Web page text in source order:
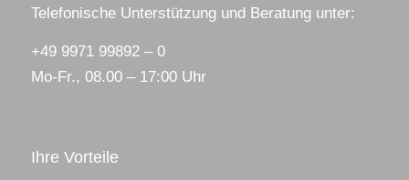
Telefonische Unterstützung und Beratung unter:
+49 9971 99892 – 0
Mo-Fr., 08.00 – 17:00 Uhr
Ihre Vorteile